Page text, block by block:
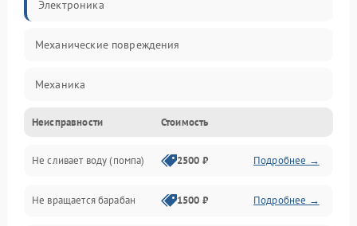
Электроника
Механические повреждения
Механика
Электропитание
Водоснабжение
Слив
Неисправности Стоимость
Не сливает воду (помпа) 2500 ₽ Подробнее →
Не вращается барабан 1500 ₽ Подробнее →